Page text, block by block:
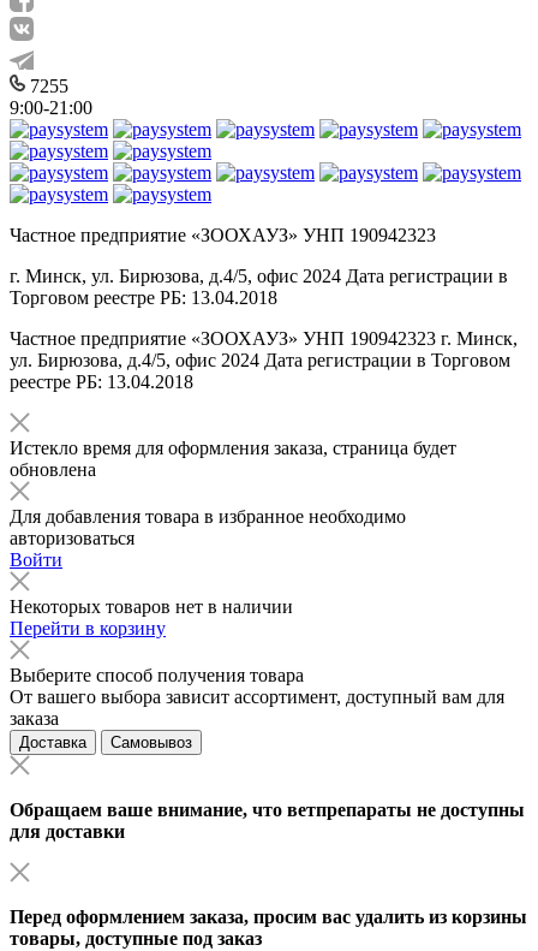
7255
9:00-21:00
Частное предприятие «ЗООХАУЗ» УНП 190942323
г. Минск, ул. Бирюзова, д.4/5, офис 2024 Дата регистрации в
Торговом реестре РБ: 13.04.2018
Частное предприятие «ЗООХАУЗ» УНП 190942323 г. Минск,
ул. Бирюзова, д.4/5, офис 2024 Дата регистрации в Торговом
реестре РБ: 13.04.2018
Истекло время для оформления заказа, страница будет
обновлена
Для добавления товара в избранное необходимо
авторизоваться
Войти
Некоторых товаров нет в наличии
Перейти в корзину
Выберите способ получения товара
От вашего выбора зависит ассортимент, доступный вам для
заказа
Доставка Самовывоз
Обращаем ваше внимание, что ветпрепараты не доступны
для доставки
Перед оформлением заказа, просим вас удалить из корзины
товары, доступные под заказ